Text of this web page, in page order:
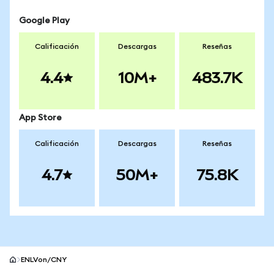
Google Play
Calificación
4.4
Descargas
10M+
Reseñas
483.7K
App Store
Calificación
4.7
Descargas
50M+
Reseñas
75.8K
ENLVon/CNY